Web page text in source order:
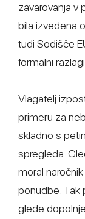
zavarovanja v
bila izvedena
tudi Sodišče
formalni
Vlagatelj
primeru za
skladno s
spregleda.
moral
ponudbe. Tak
glede